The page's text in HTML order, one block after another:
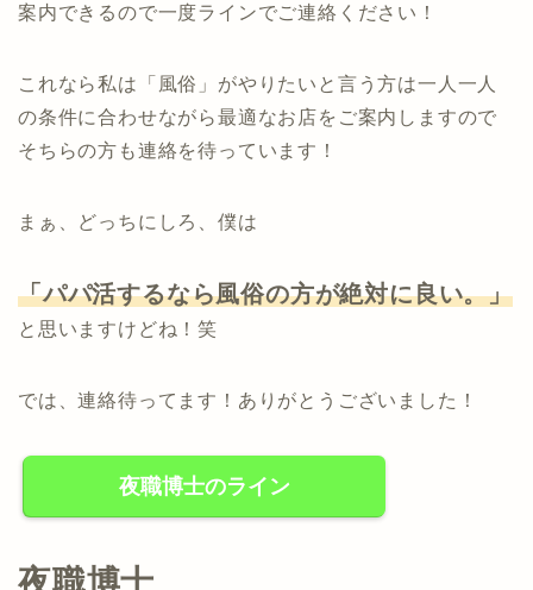
案内できるので一度ラインでご連絡ください！
これなら私は「風俗」がやりたいと言う方は一人一人
の条件に合わせながら最適なお店をご案内しますので
そちらの方も連絡を待っています！
まぁ、どっちにしろ、僕は
「パパ活するなら風俗の方が絶対に良い。」
と思いますけどね！笑
では、連絡待ってます！ありがとうございました！
夜職博士のライン
夜職博士